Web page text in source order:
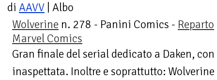
di AAVV | Albo
Wolverine n. 278 - Panini Comics - Reparto
Marvel Comics
Gran finale del serial dedicato a Daken,
inaspettata. Inoltre e soprattutto: